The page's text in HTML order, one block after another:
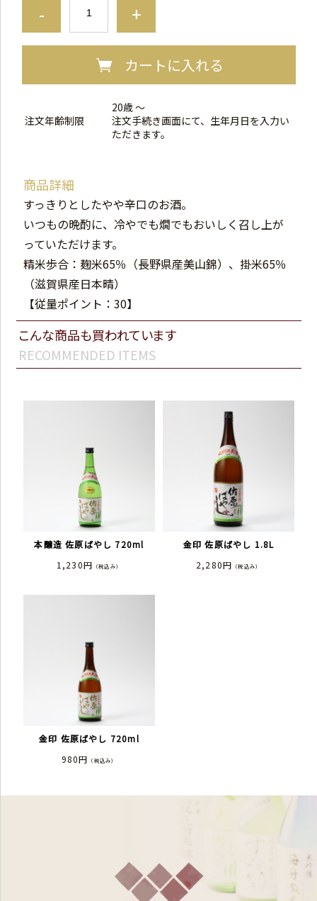
- +
カートに入れる
注文年齢制限
20歳 ～
注文手続き画面にて、生年月日を入力い
ただきます。
商品詳細
すっきりとしたやや辛口のお酒。
いつもの晩酌に、冷やでも燗でもおいしく召し上が
っていただけます。
精米歩合：麹米65％（長野県産美山錦）、掛米65％
（滋賀県産日本晴）
【従量ポイント：30】
RECOMMENDED ITEMS
こんな商品も買われています
本醸造 佐原ばやし 720ml
1,230円 （税込み）
金印 佐原ばやし 1.8L
2,280円 （税込み）
金印 佐原ばやし 720ml
980円 （税込み）